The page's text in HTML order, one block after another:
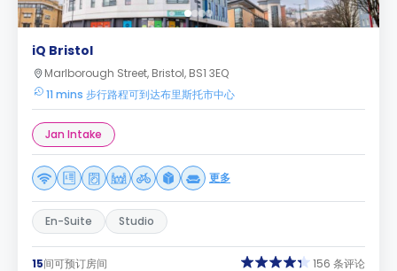
iQ Bristol
Marlborough Street, Bristol, BS1 3EQ
11 mins 步行路程可到达布里斯托市中心
Jan Intake
更多
En-Suite Studio
15间可预订房间 156 条评论